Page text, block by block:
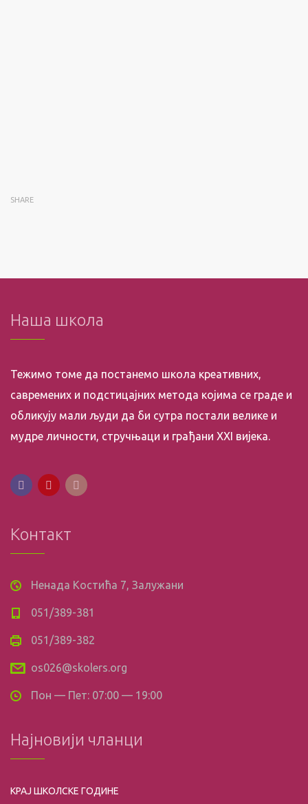
SHARE
Наша школа
Тежимо томе да постанемо школа креативних,
савремених и подстицајних метода којима се граде и
обликују мали људи да би сутра постали велике и
мудре личности, стручњаци и грађани XXI вијека.
Контакт
Ненада Костића 7, Залужани
051/389-381
051/389-382
os026@skolers.org
Пон — Пет: 07:00 — 19:00
Најновији чланци
КРАЈ ШКОЛСКЕ ГОДИНЕ